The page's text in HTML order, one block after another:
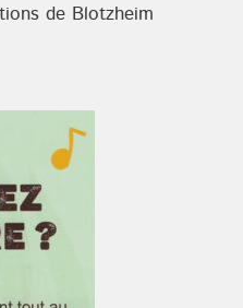
de Blotzheim